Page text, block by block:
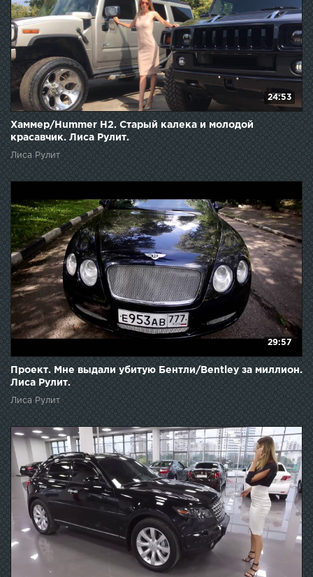
24:53
Хаммер/Hummer Н2. Старый калека и молодой
красавчик. Лиса Рулит.
Лиса Рулит
29:57
Проект. Мне выдали убитую Бентли/Bentley за миллион.
Лиса Рулит.
Лиса Рулит